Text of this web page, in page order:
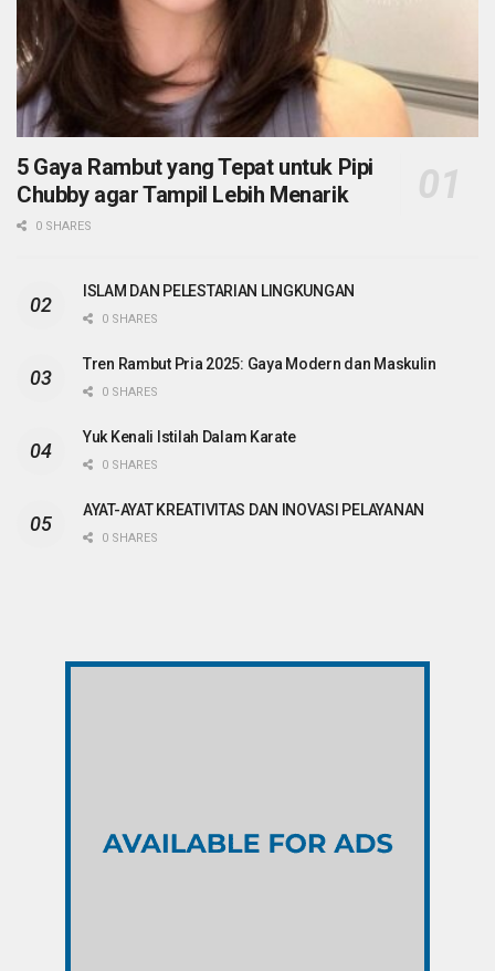
5 Gaya Rambut yang Tepat untuk Pipi
Chubby agar Tampil Lebih Menarik
0 SHARES
ISLAM DAN PELESTARIAN LINGKUNGAN
0 SHARES
Tren Rambut Pria 2025: Gaya Modern dan Maskulin
0 SHARES
Yuk Kenali Istilah Dalam Karate
0 SHARES
AYAT-AYAT KREATIVITAS DAN INOVASI PELAYANAN
0 SHARES